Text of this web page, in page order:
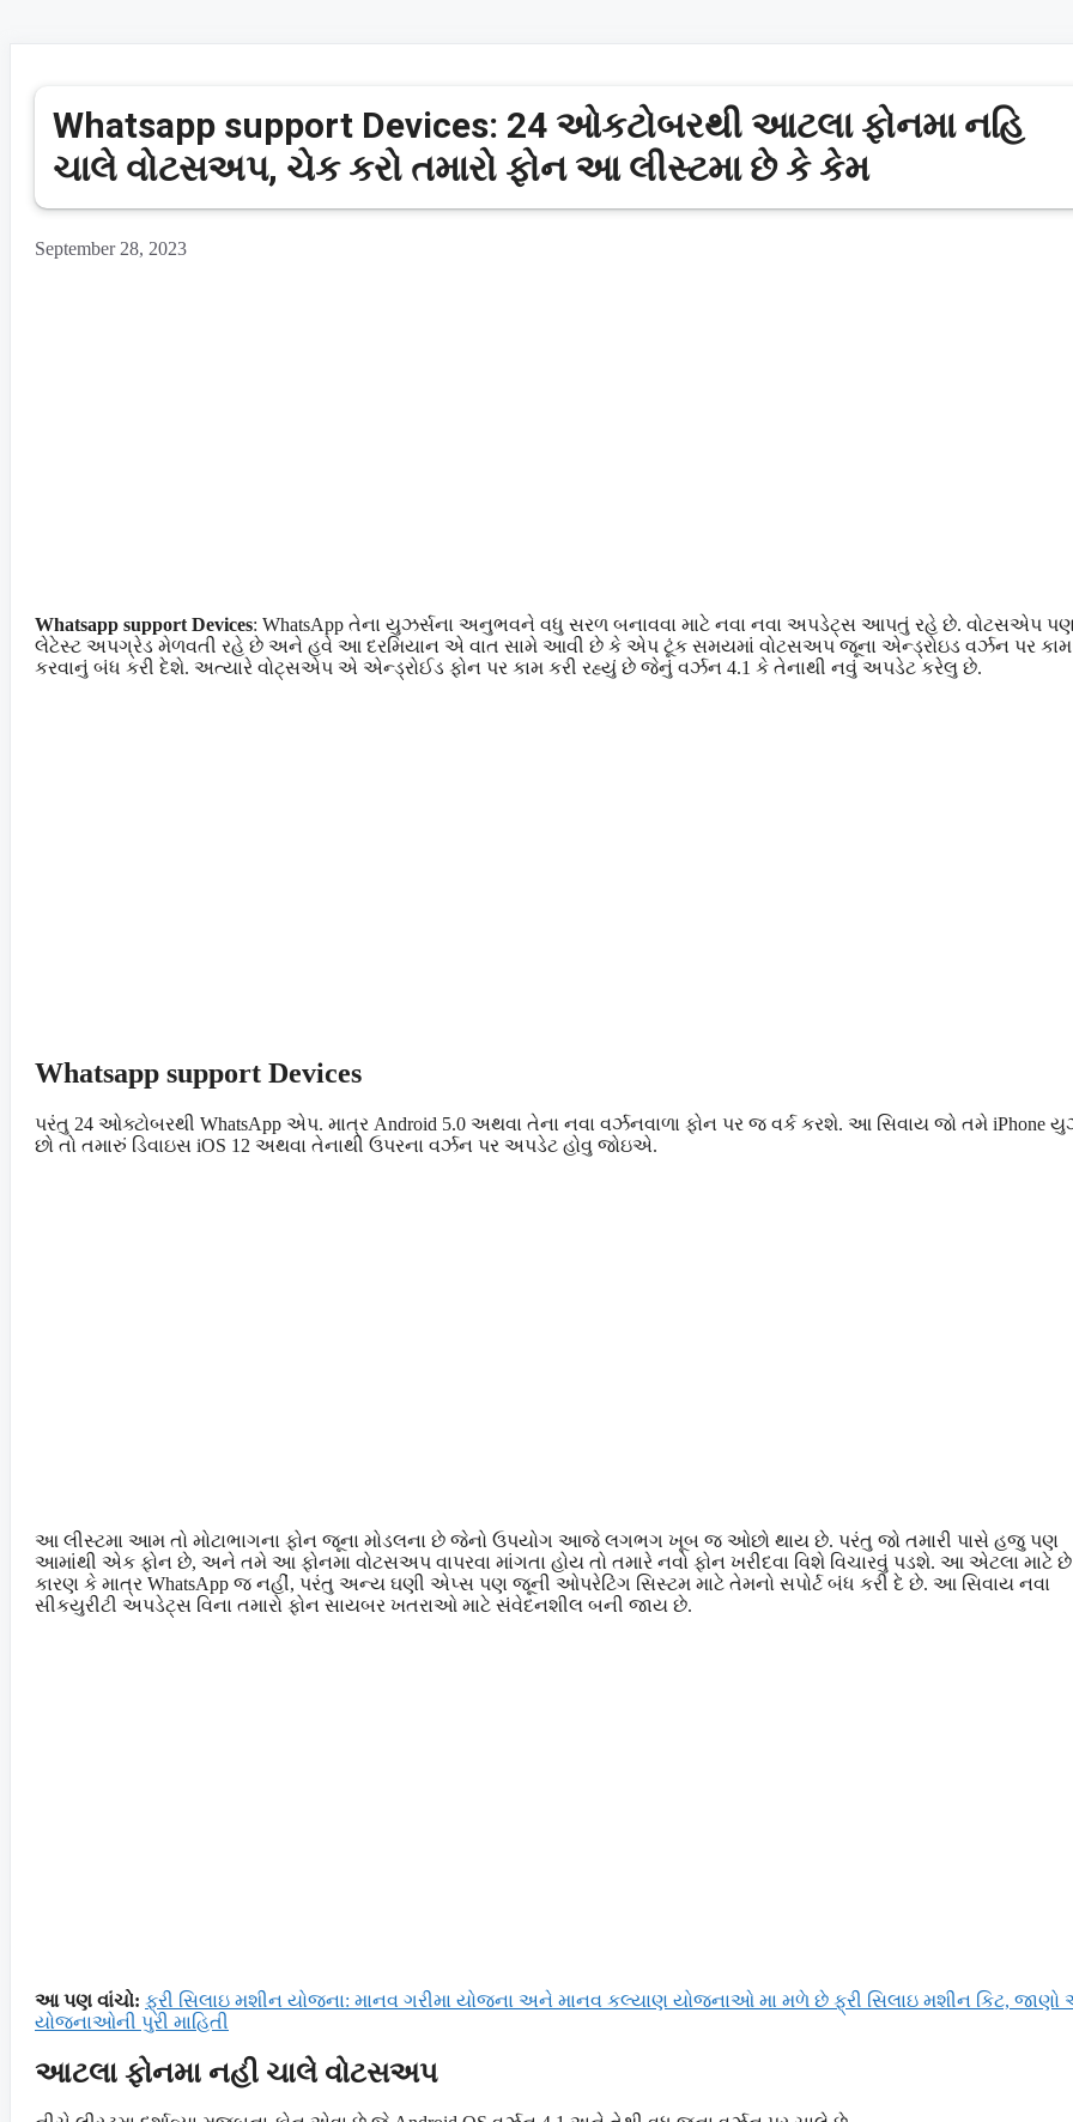
Whatsapp support Devices: 24 ઓકટોબરથી આટલા ફોનમા નહિ
ચાલે વોટસઅપ, ચેક કરો તમારો ફોન આ લીસ્ટમા છે કે કેમ
September 28, 2023
Whatsapp support Devices: WhatsApp તેના યુઝર્સના અનુભવને વધુ સરળ બનાવવા માટે નવા નવા અપડેટ્સ આપતું રહે છે. વોટસએપ
લેટેસ્ટ અપગ્રેડ મેળવતી રહે છે અને હવે આ દરમિયાન એ વાત સામે આવી છે કે એપ ટૂંક સમયમાં વોટસઅપ જૂના એન્ડ્રોઇડ વર્ઝન પર કામ
કરવાનું બંધ કરી દેશે. અત્યારે વોટ્સએપ એ એન્ડ્રોઈડ ફોન પર કામ કરી રહ્યું છે જેનું વર્ઝન 4.1 કે તેનાથી નવું અપડેટ કરેલુ છે.
Whatsapp support Devices
પરંતુ 24 ઓક્ટોબરથી WhatsApp એપ. માત્ર Android 5.0 અથવા તેના નવા વર્ઝનવાળા ફોન પર જ વર્ક કરશે. આ સિવાય જો તમે iPhone
છો તો તમારું ડિવાઇસ iOS 12 અથવા તેનાથી ઉપરના વર્ઝન પર અપડેટ હોવુ જોઇએ.
આ લીસ્ટમા આમ તો મોટાભાગના ફોન જૂના મોડલના છે જેનો ઉપયોગ આજે લગભગ ખૂબ જ ઓછો થાય છે. પરંતુ જો તમારી પાસે હજુ પણ
આમાંથી એક ફોન છે, અને તમે આ ફોનમા વોટસઅપ વાપરવા માંગતા હોય તો તમારે નવો ફોન ખરીદવા વિશે વિચારવું પડશે. આ એટલા માટે છે
કારણ કે માત્ર WhatsApp જ નહીં, પરંતુ અન્ય ઘણી એપ્સ પણ જૂની ઓપરેટિંગ સિસ્ટમ માટે તેમનો સપોર્ટ બંધ કરી દે છે. આ સિવાય નવા
સીકયુરીટી અપડેટ્સ વિના તમારો ફોન સાયબર ખતરાઓ માટે સંવેદનશીલ બની જાય છે.
આ પણ વાંચો: ફ્રી સિલાઇ મશીન યોજના: માનવ ગરીમા યોજના અને માનવ કલ્યાણ યોજનાઓ મા મળે છે ફ્રી સિલાઇ મશીન કિટ,
યોજનાઓની પુરી માહિતી
આટલા ફોનમા નહી ચાલે વોટસઅપ